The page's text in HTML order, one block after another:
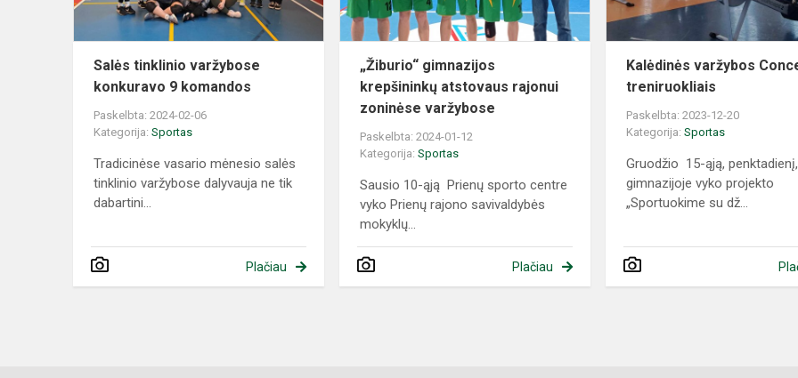
Salės tinklinio varžybose
konkuravo 9 komandos
Paskelbta: 2024-02-06
Kategorija: Sportas
Tradicinėse vasario mėnesio salės
tinklinio varžybose dalyvauja ne tik
dabartini...
Plačiau
„Žiburio“ gimnazijos
krepšininkų atstovaus rajonui
zoninėse varžybose
Paskelbta: 2024-01-12
Kategorija:Sportas
Sausio 10-ąją Prienų sporto centre
vyko Prienų rajono savivaldybės
mokyklų...
Plačiau
Kalėdinės varžybos
treniruokliais
Paskelbta: 2023-12-20
Kategorija:Sportas
Gruodžio 15-ąją, penktadienį,
gimnazijoje vyko projekto
„Sportuokime su dž...